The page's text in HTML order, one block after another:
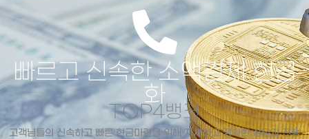
빠르고 신속한 소액결제 현금
화
TOP4뱅크
고객님들의 신속하고 빠른 현금마련을 위해 자세하고 정확한 상담과 진행